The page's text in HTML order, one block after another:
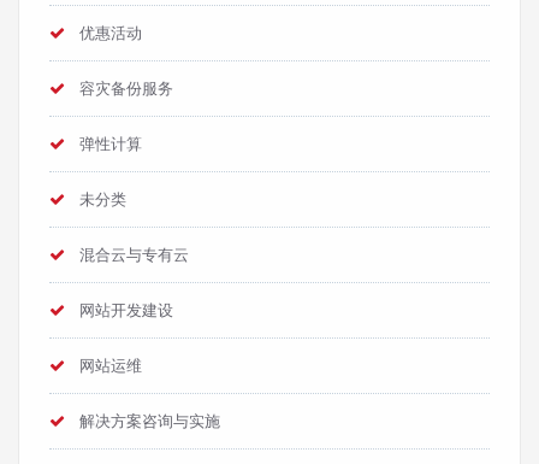
优惠活动
容灾备份服务
弹性计算
未分类
混合云与专有云
网站开发建设
网站运维
解决方案咨询与实施